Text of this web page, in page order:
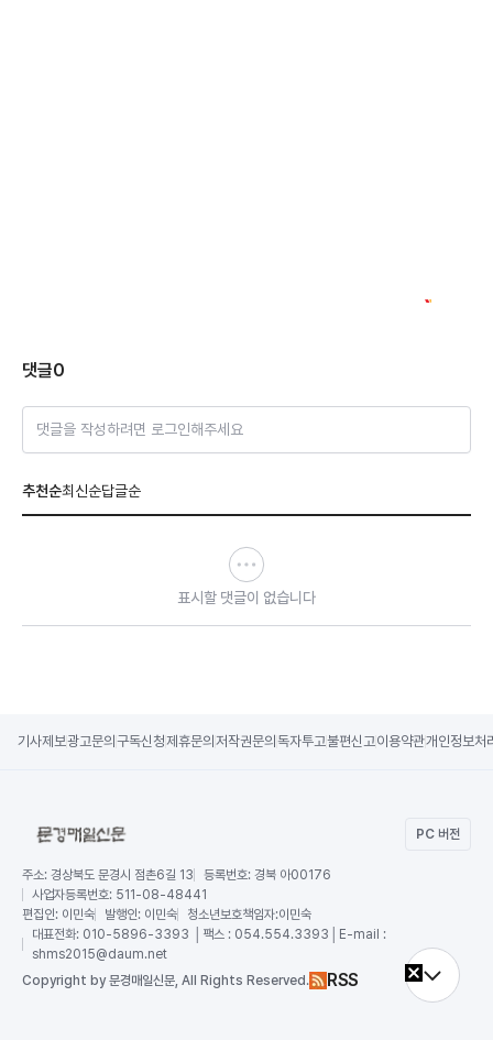
댓글0
댓글을 작성하려면 로그인해주세요
추천순최신순답글순
표시할 댓글이 없습니다
기사제보광고문의 구독신청제휴문의 저작권문의 독자투고불편신고이용약관개인정보처
PC 버전
주소: 경상북도 문경시 점촌6길 13 등록번호: 경북 아00176
사업자등록번호: 511-08-48441
편집인: 이민숙 발행인: 이민숙 청소년보호책임자:이민숙
대표전화: 010-5896-3393 │팩스 : 054.554.3393│E-mail :
shms2015@daum.net
Copyright by 문경매일신문, All Rights Reserved. RSS